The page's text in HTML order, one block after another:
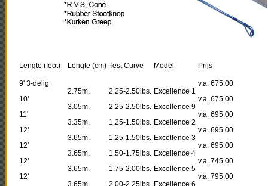
Lengte (foot) Lengte (cm) Test Curve Model Prijs
9' 3-delig
10'
11'
12'
12'
12'
12'
2.75m.
3.05m.
3.35m.
3.65m.
3.65m.
3.65m.
3.65m.
2.25-2.50lbs.
2.25-2.50lbs.
1.25-1.50lbs.
1.25-1.50lbs.
1.50-1.75lbs.
1.75-2.00lbs.
2.00-2.25lbs.
Excellence 1
Excellence 9
Excellence 2
Excellence 3
Excellence 4
Excellence 5
Excellence 6
v.a. 675.00
v.a. 675.00
v.a. 695.00
v.a. 695.00
v.a. 695.00
v.a. 745.00
v.a. 795.00